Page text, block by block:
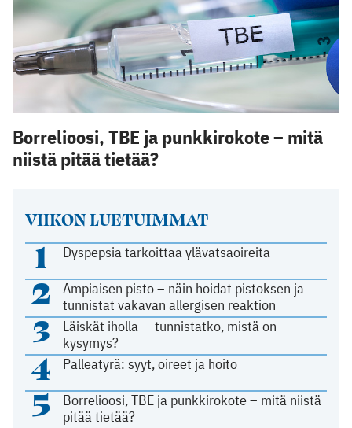
VIIKON LUETUIMMAT
1 Dyspepsia tarkoittaa ylävatsaoireita
2
Ampiaisen pisto – näin hoidat pistoksen ja
tunnistat vakavan allergisen reaktion
3
Läiskät iholla — tunnistatko, mistä on
kysymys?
4 Palleatyrä: syyt, oireet ja hoito
5
Borrelioosi, TBE ja punkkirokote – mitä niistä
pitää tietää?
Borrelioosi, TBE ja punkkirokote – mitä
niistä pitää tietää?